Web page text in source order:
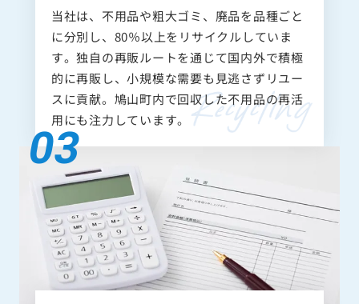
当社は、不用品や粗大ゴミ、廃品を品種ごと
に分別し、80％以上をリサイクルしていま
す。独自の再販ルートを通じて国内外で積極
的に再販し、小規模な需要も見逃さずリユー
スに貢献。鳩山町内で回収した不用品の再活
用にも注力しています。